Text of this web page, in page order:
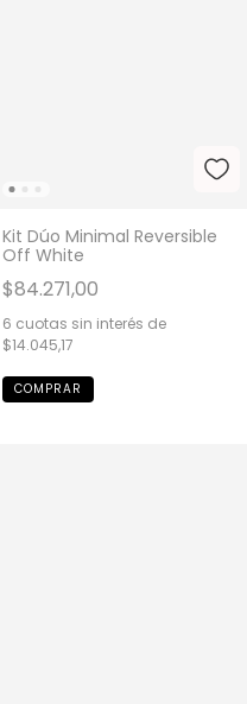
Kit Dúo Minimal Reversible
Off White
$84.271,00
6 cuotas sin interés de
$14.045,17
COMPRAR